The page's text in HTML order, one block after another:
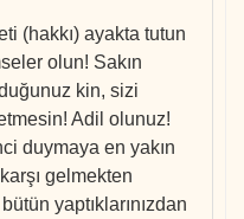
(hakkı) ayakta tutun
olun! Sakın
kin, sizi
Adil olunuz!
duymaya en yakın
gelmekten
yaptıklarınızdan